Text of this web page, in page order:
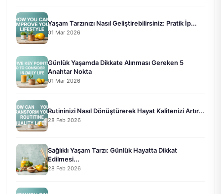
Yaşam Tarzınızı Nasıl Geliştirebilirsiniz: Pratik İp...
01 Mar 2026
Günlük Yaşamda Dikkate Alınması Gereken 5
Anahtar Nokta
01 Mar 2026
Rutininizi Nasıl Dönüştürerek Hayat Kalitenizi Artır...
28 Feb 2026
Sağlıklı Yaşam Tarzı: Günlük Hayatta Dikkat
Edilmesi...
28 Feb 2026